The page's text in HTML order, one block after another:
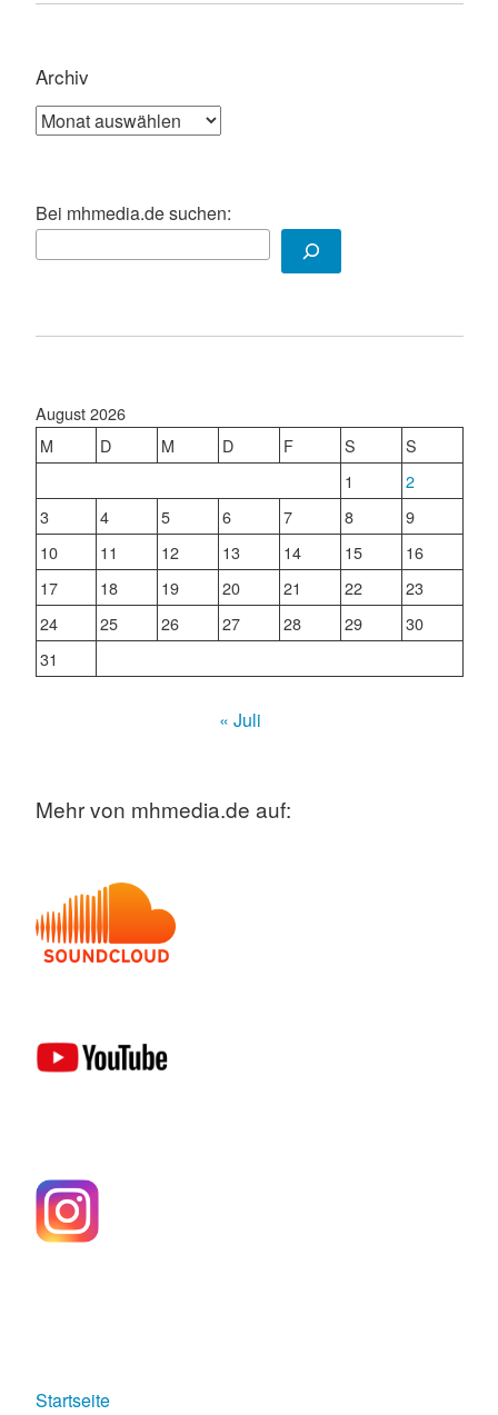
Archiv
Archiv
Bei mhmedia.de suchen:
August 2026
M
D M D F S
S
1
2
3
4 5 6 7 8
9
10
11 12 13 14 15
16
17
18 19 20 21 22
23
24
25 26 27 28 29
30
31
« Juli
Mehr von mhmedia.de auf:
Startseite